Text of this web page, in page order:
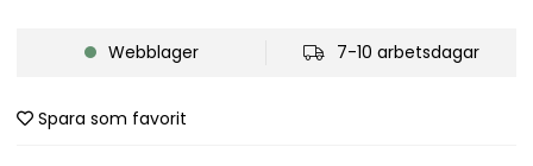
Webblager 7-10 arbetsdagar
Spara som favorit